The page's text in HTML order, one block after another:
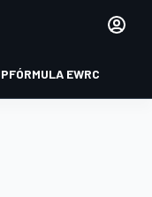
FÓRMULA EWRC